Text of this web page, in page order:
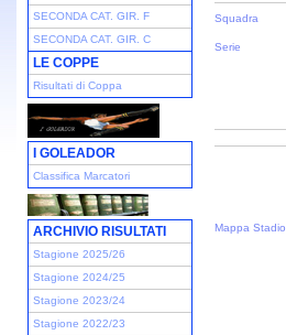
SECONDA CAT. GIR. F
SECONDA CAT. GIR. C
LE COPPE
Risultati di Coppa
I GOLEADOR
Classifica Marcatori
ARCHIVIO RISULTATI
Stagione 2025/26
Stagione 2024/25
Stagione 2023/24
Stagione 2022/23
Squadra
Serie
Mappa Stadio